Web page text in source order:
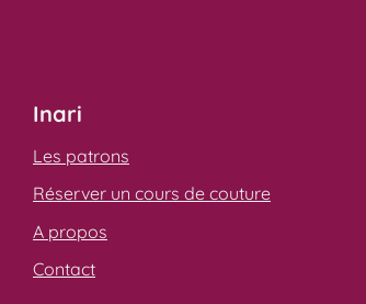
Inari
Les patrons
Réserver un cours de couture
A propos
Contact